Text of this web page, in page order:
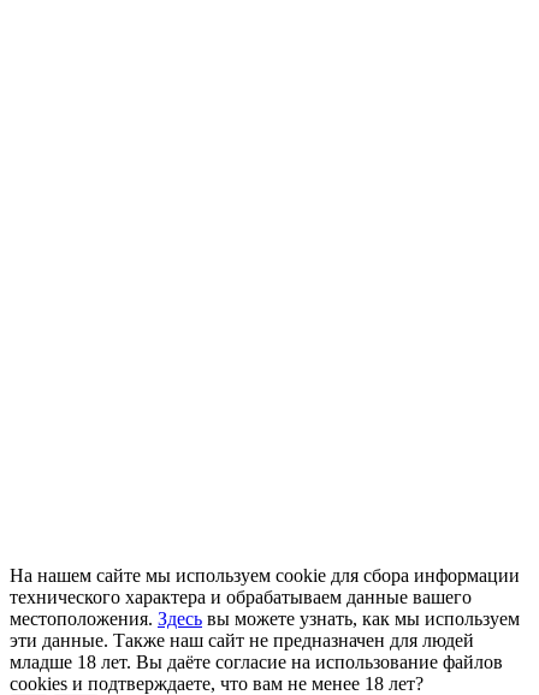
На нашем сайте мы используем cookie для сбора информации
технического характера и обрабатываем данные вашего
местоположения. Здесь вы можете узнать, как мы используем
эти данные. Также наш сайт не предназначен для людей
младше 18 лет. Вы даёте согласие на использование файлов
cookies и подтверждаете, что вам не менее 18 лет?